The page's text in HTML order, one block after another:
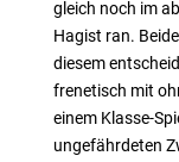
gleich noch im
Hagist ran.
diesem
frenetisch mit
einem Klasse-
ungefährdeten